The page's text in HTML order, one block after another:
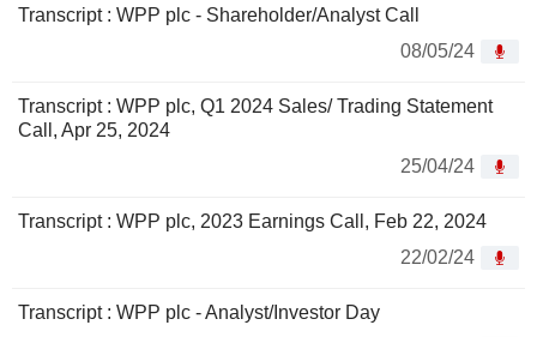
Transcript : WPP plc - Shareholder/Analyst Call
08/05/24
Transcript : WPP plc, Q1 2024 Sales/ Trading Statement
Call, Apr 25, 2024
25/04/24
Transcript : WPP plc, 2023 Earnings Call, Feb 22, 2024
22/02/24
Transcript : WPP plc - Analyst/Investor Day